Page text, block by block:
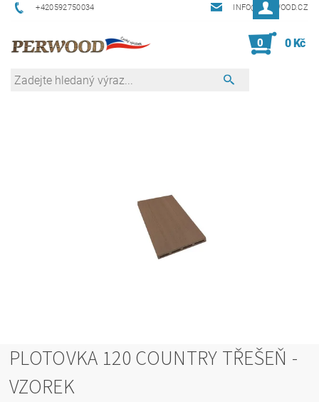
+420592750034 INFO@PERWOOD.CZ
0 0 Kč
PLOTOVKA 120 COUNTRY TŘEŠEŇ -
VZOREK